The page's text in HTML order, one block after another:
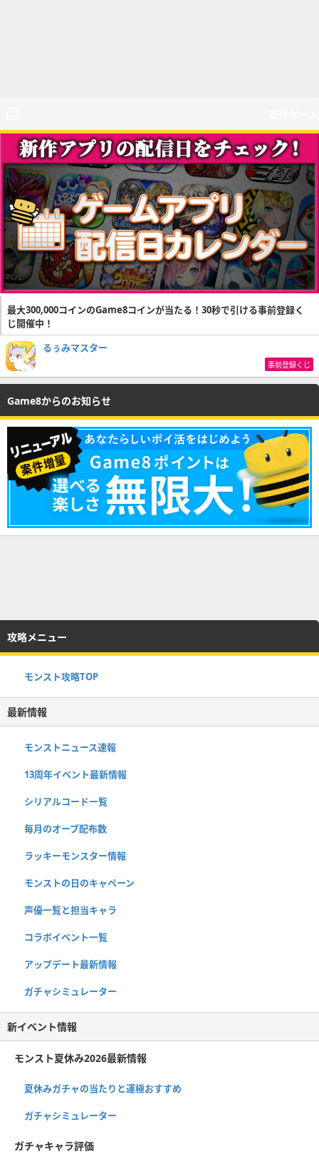
最大300,000コインのGame8コインが当たる！30秒で引ける事前登録く
じ開催中！
るぅみマスター
事前登録くじ
Game8からのお知らせ
攻略メニュー
モンスト攻略TOP
最新情報
モンストニュース速報
13周年イベント最新情報
シリアルコード一覧
毎月のオーブ配布数
ラッキーモンスター情報
モンストの日のキャペーン
声優一覧と担当キャラ
コラボイベント一覧
アップデート最新情報
ガチャシミュレーター
新イベント情報
モンスト夏休み2026最新情報
夏休みガチャの当たりと運極おすすめ
ガチャシミュレーター
ガチャキャラ評価